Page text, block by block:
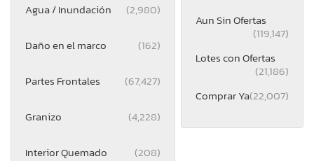
Agua / Inundación (2,980)
Daño en el marco (162)
Partes Frontales (67,427)
Granizo (4,228)
Interior Quemado (208)
Aun Sin Ofertas
(119,147)
Lotes con Ofertas
(21,186)
Comprar Ya(22,007)